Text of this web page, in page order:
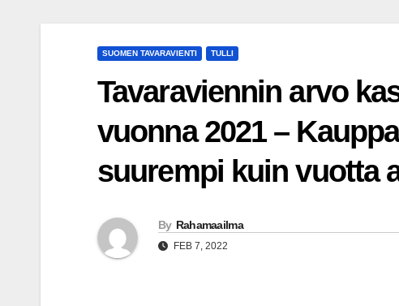
SUOMEN TAVARAVIENTI TULLI
Tavaraviennin arvo
vuonna 2021 –
suurempi kuin vuotta
By Rahamaailma
FEB 7, 2022